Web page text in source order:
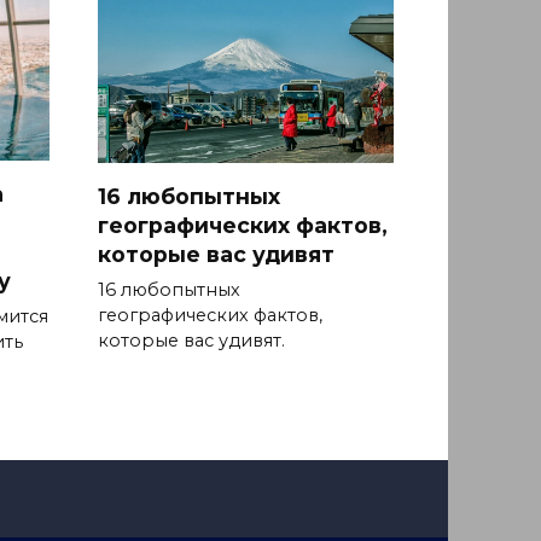
16 любопытных
географических фактов,
которые вас удивят
16 любопытных
географических фактов,
которые вас удивят.